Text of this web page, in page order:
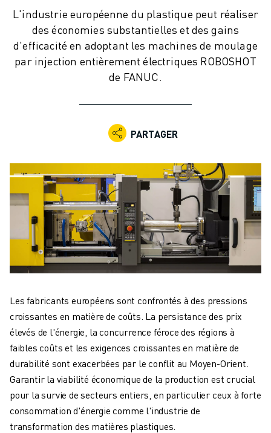
SOLUTIONS DE RETROFIT
MODÈLES CNC AVANCÉS
ROBOTS
RECHERCHE DE ROBOTS
ACCESSOIRES POUR ROBOTS
LOGICIEL DE SIMULATION
PRODUITS DE ROBOTIQUE ÉDUCATIVE
AUTOMATISATION DES ROBOTS
ROBOTS DE SOUDAGE À L'ARC
ROBOTS ARTICULÉS
SÉRIE ARC MATE
SÉRIE M-900
ROBOTS POUR L'ALIMENTATION ET LES SALLES BLANCHES
ROBOTS DE PEINTURE
ROBOTS PALETTISEURS
ROBOTS SCARA
CENTRES D'USINAGE CNC COMPACTS
RECHERCHE DE ROBODRILL
ROBODRILL CENTRES D'USINAGE CNC COMPACTS
ROBODRILL MATÉRIEL
LOGICIEL ROBODRILL
L'industrie européenne du plastique peut réaliser
des économies substantielles et des gains
d'efficacité en adoptant les machines de moulage
par injection entièrement électriques ROBOSHOT
de FANUC.
PARTAGER
Les fabricants européens sont confrontés à des pressions
croissantes en matière de coûts. La persistance des prix
élevés de l'énergie, la concurrence féroce des régions à
faibles coûts et les exigences croissantes en matière de
durabilité sont exacerbées par le conflit au Moyen-Orient.
Garantir la viabilité économique de la production est crucial
pour la survie de secteurs entiers, en particulier ceux à forte
consommation d'énergie comme l'industrie de
transformation des matières plastiques.